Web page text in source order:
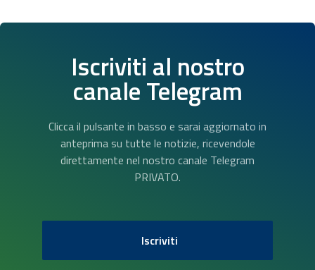
Iscriviti al nostro
canale Telegram
Clicca il pulsante in basso e sarai aggiornato in
anteprima su tutte le notizie, ricevendole
direttamente nel nostro canale Telegram
PRIVATO.
Iscriviti